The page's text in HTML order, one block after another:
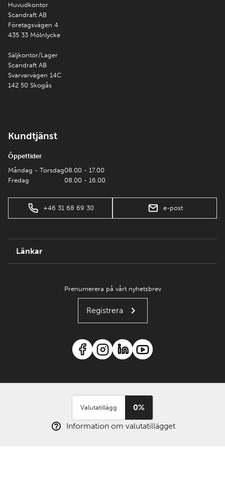
Huvudkontor
Scandraft AB
Företagsvägen 4
435 33 Mölnlycke
Säljkontor/Lager
Scandraft AB
Svarvarvägen 14C
142 50 Skogås
Kundtjänst
Öppettider
Måndag - Torsdag
Fredag
08.00 - 17.00
08.00 - 16.00
+46 31 68 69 30 e-post
Länkar
Prenumerera på vårt nyhetsbrev
Registrera
Valutatillägg
0%
Information om valutatillägget